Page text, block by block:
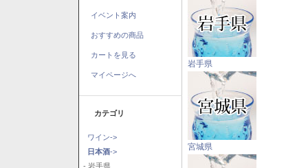
イベント案内
おすすめの商品
カートを見る
マイページへ
カテゴリ
ワイン->
日本酒->
- 岩手県
岩手県
宮城県